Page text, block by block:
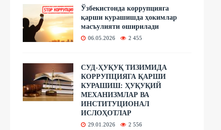
Ўзбекистонда коррупцияга
қарши курашишда ҳокимлар
масъулияти оширилади
06.05.2026 2 455
СУД-ҲУҚУҚ ТИЗИМИДА
КОРРУПЦИЯГА ҚАРШИ
КУРАШИШ: ҲУҚУҚИЙ
МЕХАНИЗМЛАР ВА
ИНСТИТУЦИОНАЛ
ИСЛОҲОТЛАР
29.01.2026 2 556